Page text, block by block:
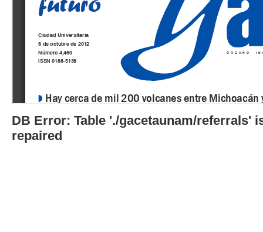
DB Error: Table './gacetaunam/referrals'
repaired